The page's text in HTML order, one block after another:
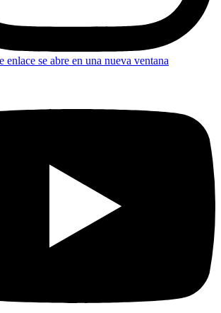
enlace se abre en una nueva ventana